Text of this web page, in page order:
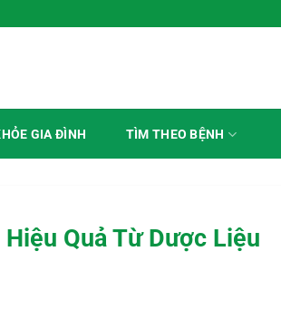
GIA ĐÌNH TÌM THEO BỆNH
Quả Từ Dược Liệu